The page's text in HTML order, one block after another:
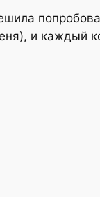
и каждый